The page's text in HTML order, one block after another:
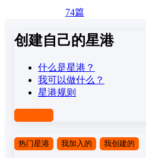
74篇
创建自己的星港
什么是星港？
我可以做什么？
星港规则
热门星港 我加入的 我创建的